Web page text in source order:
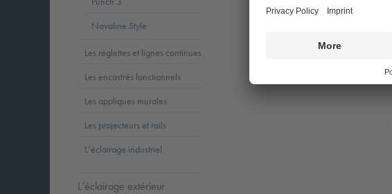
Novaline Style
Les réglettes et lignes continues
Les encastrés fonctionnels
Les appliques murales
Les projecteurs et rails
L’éclairage industriel
L’éclairage extérieur